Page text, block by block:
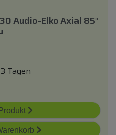
Audio-Elko Axial 85°
Tagen